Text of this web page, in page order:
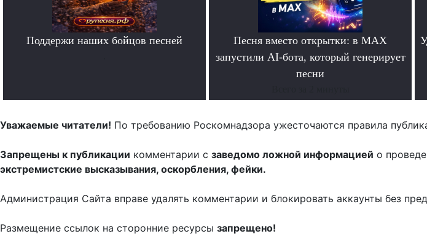
Поддержи наших бойцов песней
Песня вместо открытки: в MAX
запустили AI-бота, который генерирует
песни
Уважаемые читатели! По требованию Роскомнадзора ужесточаются правила
Запрещены к публикации комментарии с заведомо ложной информацией о
экстремистские высказывания, оскорбления, фейки.
Администрация Сайта вправе удалять комментарии и блокировать аккаунты без
Размещение ссылок на сторонние ресурсы запрещено!